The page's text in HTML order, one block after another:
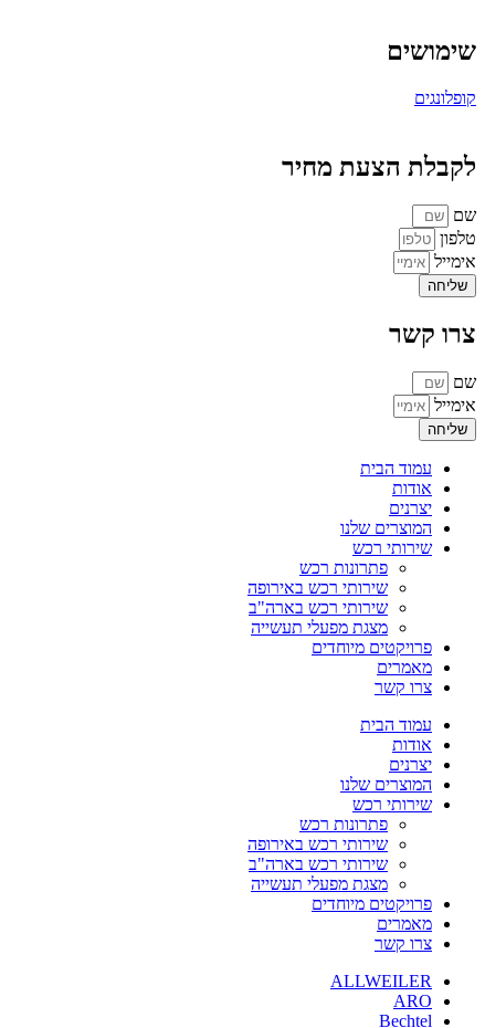
שימושים
קופלונגים
לקבלת הצעת מחיר
שם
טלפון
אימייל
שליחה
צרו קשר
שם
אימייל
שליחה
עמוד הבית
אודות
יצרנים
המוצרים שלנו
שירותי רכש
פתרונות רכש
שירותי רכש באירופה
שירותי רכש בארה"ב
מצגת מפעלי תעשייה
פרויקטים מיוחדים
מאמרים
צרו קשר
עמוד הבית
אודות
יצרנים
המוצרים שלנו
שירותי רכש
פתרונות רכש
שירותי רכש באירופה
שירותי רכש בארה"ב
מצגת מפעלי תעשייה
פרויקטים מיוחדים
מאמרים
צרו קשר
ALLWEILER
ARO
Bechtel